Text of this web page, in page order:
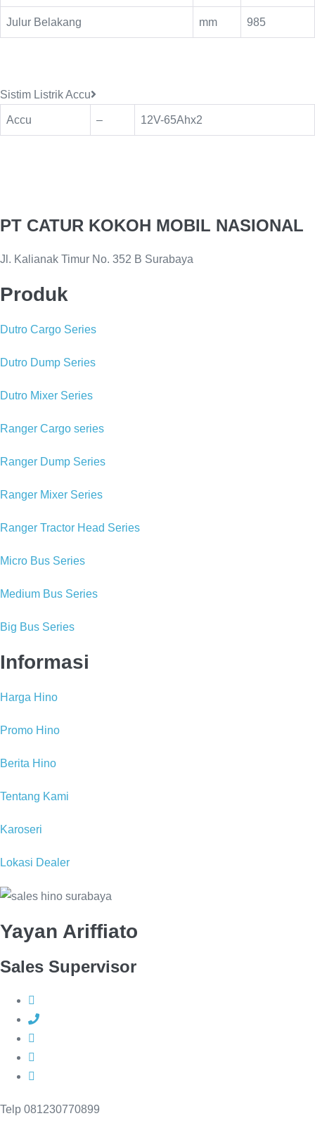
Julur Belakang mm 985
Sistim Listrik Accu
Accu – 12V-65Ahx2
PT CATUR KOKOH MOBIL NASIONAL
Jl. Kalianak Timur No. 352 B Surabaya
Produk
Dutro Cargo Series
Dutro Dump Series
Dutro Mixer Series
Ranger Cargo series
Ranger Dump Series
Ranger Mixer Series
Ranger Tractor Head Series
Micro Bus Series
Medium Bus Series
Big Bus Series
Informasi
Harga Hino
Promo Hino
Berita Hino
Tentang Kami
Karoseri
Lokasi Dealer
Yayan Ariffiato
Sales Supervisor
Telp 081230770899